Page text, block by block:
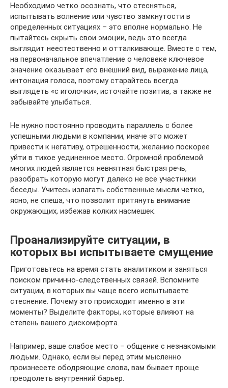
Необходимо четко осознать, что стесняться,
испытывать волнение или чувство замкнутости в
определенных ситуациях – это вполне нормально. Не
пытайтесь скрыть свои эмоции, ведь это всегда
выглядит неестественно и отталкивающе. Вместе с тем,
на первоначальное впечатление о человеке ключевое
значение оказывает его внешний вид, выражение лица,
интонация голоса, поэтому старайтесь всегда
выглядеть «с иголочки», источайте позитив, а также не
забывайте улыбаться.
Не нужно постоянно проводить параллель с более
успешными людьми в компании, иначе это может
привести к негативу, отрешенности, желанию поскорее
уйти в тихое уединенное место. Огромной проблемой
многих людей является невнятная быстрая речь,
разобрать которую могут далеко не все участники
беседы. Учитесь излагать собственные мысли четко,
ясно, не спеша, что позволит притянуть внимание
окружающих, избежав колких насмешек.
Проанализируйте ситуации, в
которых вы испытываете смущение
Приготовьтесь на время стать аналитиком и заняться
поиском причинно-следственных связей. Вспомните
ситуации, в которых вы чаще всего испытываете
стеснение. Почему это происходит именно в эти
моменты? Выделите факторы, которые влияют на
степень вашего дискомфорта.
Например, ваше слабое место – общение с незнакомыми
людьми. Однако, если вы перед этим мысленно
произнесете ободряющие слова, вам бывает проще
преодолеть внутренний барьер.